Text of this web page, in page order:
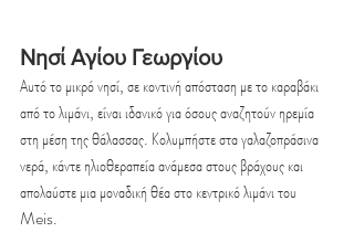
Νησί Αγίου Γεωργίου
Αυτό το μικρό νησί, σε κοντινή απόσταση με το καραβάκι
από το λιμάνι, είναι ιδανικό για όσους αναζητούν ηρεμία
στη μέση της θάλασσας. Κολυμπήστε στα γαλαζοπράσινα
νερά, κάντε ηλιοθεραπεία ανάμεσα στους βράχους και
απολαύστε μια μοναδική θέα στο κεντρικό λιμάνι του
Meis.